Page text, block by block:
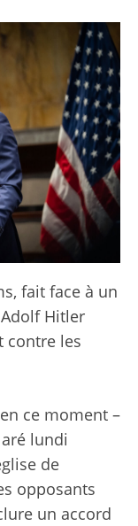
fait face à un
Hitler
contre les
ce moment –
lundi
de
opposants
un accord